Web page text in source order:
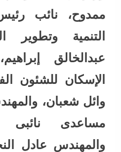
ممدوح، نائب
التنمية وتطوير
عبدالخالق
الإسكان للشئون
وائل شعبان،
مساعدى نائبى
والمهندس عادل